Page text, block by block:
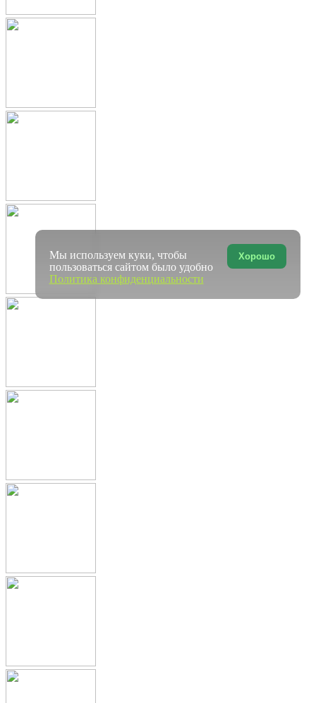
Хорошо
Мы используем куки, чтобы
пользоваться сайтом было удобно
Политика конфиденциальности